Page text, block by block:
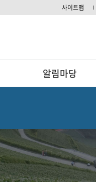
사이트맵
알림마당